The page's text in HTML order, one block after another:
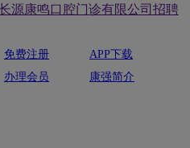
源康鸣口腔门诊有限公司招聘
免费注册
APP下载
办理会员 康强简介